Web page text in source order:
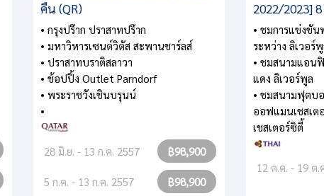
คืน (QR)
• กรุงปร๊าก ปราสาทปร๊าก
• มหาวิหารเซนต์วิตัส สะพานชาร์ลส์
• ปราสาทบราติสลาวา
• ช้อปปิ้ง Outlet Parndorf
• พระราชวังเชินบรุนน์
•
28 มิ.ย. - 13 ก.ค. 2557 ฿98,900
5 ก.ค. - 13 ก.ค. 2557 ฿98,900
2022/2023]
• ชมการแข่งขัน
ระหว่าง ลิเวอร์
• ชมสนามแอ
แดง ลิเวอร์พูล
• ชมสนามฟุตบ
ออฟแมนเชสเต
เชสเตอร์ซิตี้
12 ต.ค. - 19 ต.